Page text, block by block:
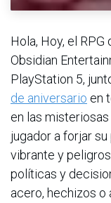
Hola, Hoy, el
Obsidian
PlayStation 5,
de aniversario en
en las
jugador a forjar
vibrante y
políticas y
acero, hechizos